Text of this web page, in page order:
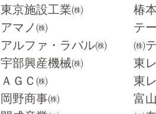
東京施設工業㈱
アマノ㈱
アルファ・ラバル㈱
宇部興産機械㈱
ＡＧＣ㈱
岡野商事㈱
椿
テ
㈱
東
東
富